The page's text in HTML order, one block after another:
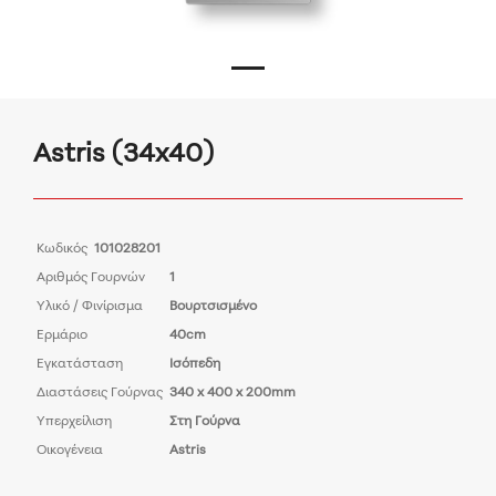
Astris (34x40)
Κωδικός 101028201
Αριθμός Γουρνών
1
Υλικό / Φινίρισμα
Βουρτσισμένο
Ερμάριο
40cm
Εγκατάσταση
Ισόπεδη
Διαστάσεις Γούρνας 340 x 400 x 200mm
Υπερχείλιση
Στη Γούρνα
Οικογένεια
Astris